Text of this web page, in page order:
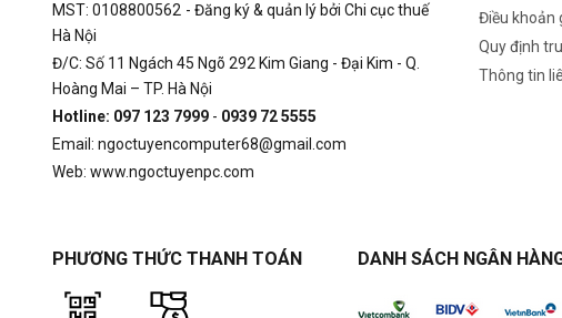
MST: 0108800562 - Đăng ký & quản lý bởi Chi cục thuế
Hà Nội
Đ/C: Số 11 Ngách 45 Ngõ 292 Kim Giang - Đại Kim - Q.
Hoàng Mai – TP. Hà Nội
Hotline: 097 123 7999 - 0939 72 5555
Email: ngoctuyencomputer68@gmail.com
Web: www.ngoctuyenpc.com
Điều khoản
Quy định
Thông tin
PHƯƠNG THỨC THANH TOÁN DANH SÁCH NGÂN